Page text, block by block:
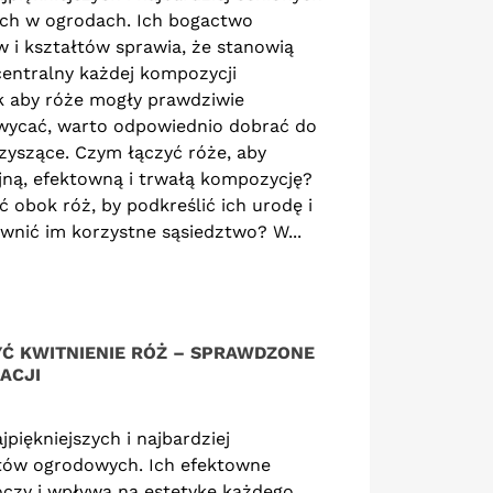
na potrzeby
wymaga
coraz
naturalnych i
metod...
more
Róże okrywowe, zwykle
wybierane ze względu na
stanowią niezastąpioną
ozdobę...
Read more
w ogrodach. Ich bogactwo
i kształtów sprawia, że stanowią
każdej kompozycji
aby róże mogły prawdziwie
warto odpowiednio dobrać do
Czym łączyć róże, aby
efektowną i trwałą kompozycję?
obok róż, by podkreślić ich urodę i
im korzystne sąsiedztwo? W...
KWITNIENIE RÓŻ – SPRAWDZONE
i najbardziej
ogrodowych. Ich efektowne